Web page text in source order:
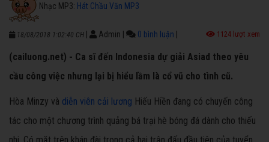
Nhạc MP3: Hát Chầu Văn MP3
18/08/2018 1:02:40 CH Admin 0 bình luận 1124 lượt xem
(cailuong.net) - Ca sĩ đến Indonesia dự giải Asiad theo yêu
cầu công việc nhưng lại bị hiểu lầm là cổ vũ cho tình cũ.
Hòa Minzy và diễn viên cải lương Hiếu Hiền đang có chuyến công
tác cho một chương trình quảng bá trại hè bóng đá dành cho thiếu